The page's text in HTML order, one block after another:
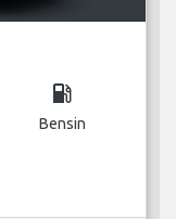
local_gas_station
Bensin